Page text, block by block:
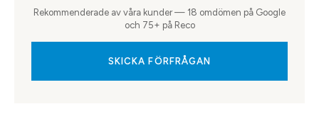
Rekommenderade av våra kunder — 18 omdömen på Google
och 75+ på Reco
SKICKA FÖRFRÅGAN